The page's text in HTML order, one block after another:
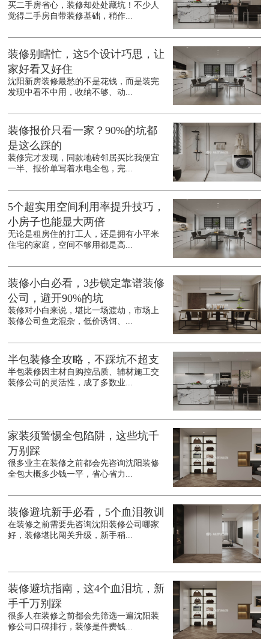
买二手房省心，装修却处处藏坑！不少人
觉得二手房自带装修基础，稍作...
装修别瞎忙，这5个设计巧思，让
家好看又好住
沈阳新房装修最愁的不是花钱，而是装完
发现中看不中用，收纳不够、动...
装修报价只看一家？90%的坑都
是这么踩的
装修完才发现，同款地砖邻居买比我便宜
一半、报价单写着水电全包，完...
5个超实用空间利用率提升技巧，
小房子也能显大两倍
无论是租房住的打工人，还是拥有小平米
住宅的家庭，空间不够用都是高...
装修小白必看，3步锁定靠谱装修
公司，避开90%的坑
装修对小白来说，堪比一场渡劫，市场上
装修公司鱼龙混杂，低价诱饵、...
半包装修全攻略，不踩坑不超支
半包装修因主材自购控品质、辅材施工交
装修公司的灵活性，成了多数业...
家装须警惕全包陷阱，这些坑千
万别踩
很多业主在装修之前都会先咨询沈阳装修
全包大概多少钱一平，省心省力...
装修避坑新手必看，5个血泪教训
在装修之前需要先咨询沈阳装修公司哪家
好，装修堪比闯关升级，新手稍...
装修避坑指南，这4个血泪坑，新
手千万别踩
很多人在装修之前都会先筛选一遍沈阳装
修公司口碑排行，装修是件费钱...